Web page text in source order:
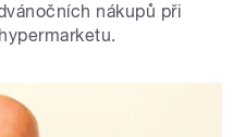
nákupů při